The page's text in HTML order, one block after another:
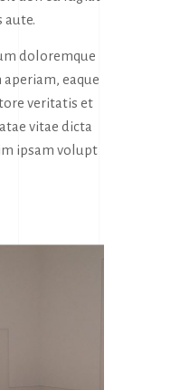
aute.
doloremque
eaque
veritatis et
vitae dicta
ipsam volupt